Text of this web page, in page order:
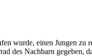
wurde, einen Jungen
des Nachbarn gegeben,